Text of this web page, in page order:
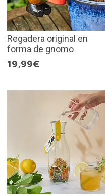
Regadera original en
forma de gnomo
19,99€